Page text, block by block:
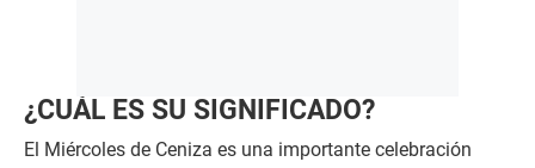
¿CUÁL ES SU SIGNIFICADO?
El Miércoles de Ceniza es una importante celebración